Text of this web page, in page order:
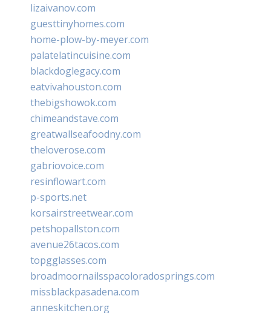
lizaivanov.com
guesttinyhomes.com
home-plow-by-meyer.com
palatelatincuisine.com
blackdoglegacy.com
eatvivahouston.com
thebigshowok.com
chimeandstave.com
greatwallseafoodny.com
theloverose.com
gabriovoice.com
resinflowart.com
p-sports.net
korsairstreetwear.com
petshopallston.com
avenue26tacos.com
topgglasses.com
broadmoornailsspacoloradosprings.com
missblackpasadena.com
anneskitchen.org